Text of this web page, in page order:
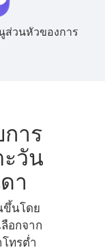
นูส่วนหัวของการ
าร
วัน
า
ขึ้นโดย
อกจาก
ทรต่ำ